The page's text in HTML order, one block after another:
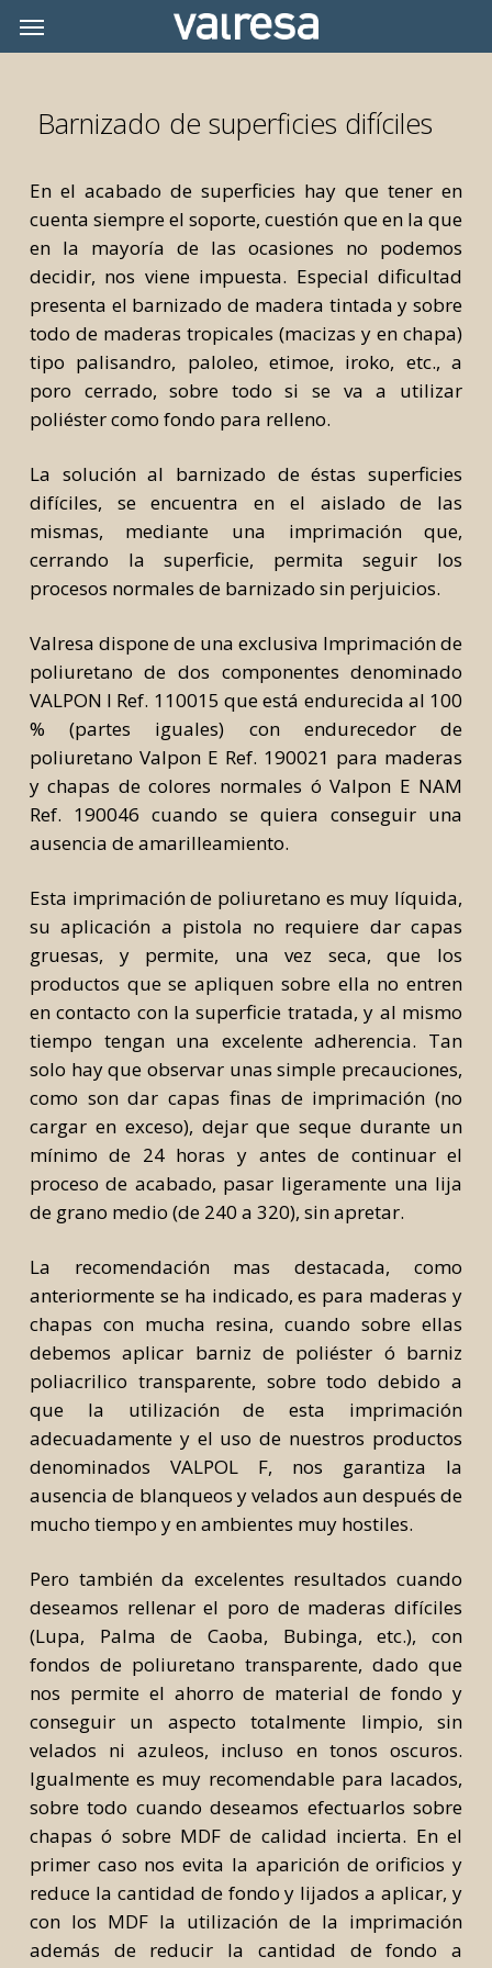
Menu
Barnizado de superficies difíciles
En el acabado de superficies hay que tener en
cuenta siempre el soporte, cuestión que en la que
en la mayoría de las ocasiones no podemos
decidir, nos viene impuesta. Especial dificultad
presenta el barnizado de madera tintada y sobre
todo de maderas tropicales (macizas y en chapa)
tipo palisandro, paloleo, etimoe, iroko, etc., a
poro cerrado, sobre todo si se va a utilizar
poliéster como fondo para relleno.
La solución al barnizado de éstas superficies
difíciles, se encuentra en el aislado de las
mismas, mediante una imprimación que,
cerrando la superficie, permita seguir los
procesos normales de barnizado sin perjuicios.
Valresa dispone de una exclusiva Imprimación de
poliuretano de dos componentes denominado
VALPON I Ref. 110015 que está endurecida al 100
% (partes iguales) con endurecedor de
poliuretano Valpon E Ref. 190021 para maderas
y chapas de colores normales ó Valpon E NAM
Ref. 190046 cuando se quiera conseguir una
ausencia de amarilleamiento.
Esta imprimación de poliuretano es muy líquida,
su aplicación a pistola no requiere dar capas
gruesas, y permite, una vez seca, que los
productos que se apliquen sobre ella no entren
en contacto con la superficie tratada, y al mismo
tiempo tengan una excelente adherencia. Tan
solo hay que observar unas simple precauciones,
como son dar capas finas de imprimación (no
cargar en exceso), dejar que seque durante un
mínimo de 24 horas y antes de continuar el
proceso de acabado, pasar ligeramente una lija
de grano medio (de 240 a 320), sin apretar.
La recomendación mas destacada, como
anteriormente se ha indicado, es para maderas y
chapas con mucha resina, cuando sobre ellas
debemos aplicar barniz de poliéster ó barniz
poliacrilico transparente, sobre todo debido a
que la utilización de esta imprimación
adecuadamente y el uso de nuestros productos
denominados VALPOL F, nos garantiza la
ausencia de blanqueos y velados aun después de
mucho tiempo y en ambientes muy hostiles.
Pero también da excelentes resultados cuando
deseamos rellenar el poro de maderas difíciles
(Lupa, Palma de Caoba, Bubinga, etc.), con
fondos de poliuretano transparente, dado que
nos permite el ahorro de material de fondo y
conseguir un aspecto totalmente limpio, sin
velados ni azuleos, incluso en tonos oscuros.
Igualmente es muy recomendable para lacados,
sobre todo cuando deseamos efectuarlos sobre
chapas ó sobre MDF de calidad incierta. En el
primer caso nos evita la aparición de orificios y
reduce la cantidad de fondo y lijados a aplicar, y
con los MDF la utilización de la imprimación
además de reducir la cantidad de fondo a